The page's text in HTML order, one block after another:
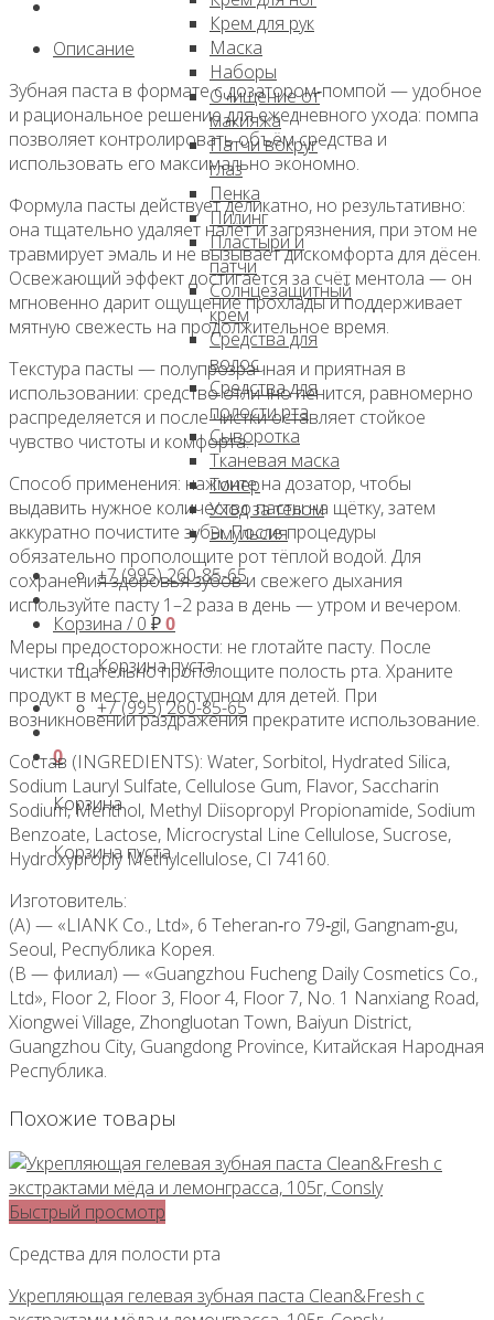
Крем для рук
Маска
Наборы
Очищение от
макияжа
Патчи вокруг
глаз
Пенка
Пилинг
Пластыри и
патчи
Солнцезащитный
крем
Средства для
волос
Средства для
полости рта
Сыворотка
Тканевая маска
Тонер
Уход за телом
Эмульсия
+7 (995) 260-85-65
Корзина / 0 ₽0
Корзина пуста.
+7 (995) 260-85-65
0
Корзина
Корзина пуста.
паста
ментолом,
300мл,
Сonsly
Описание
Зубная паста в формате с дозатором‑помпой — удобное
и рациональное решение для ежедневного ухода: помпа
позволяет контролировать объём средства и
использовать его максимально экономно.
Формула пасты действует деликатно, но результативно:
она тщательно удаляет налёт и загрязнения, при этом не
травмирует эмаль и не вызывает дискомфорта для дёсен.
Освежающий эффект достигается за счёт ментола — он
мгновенно дарит ощущение прохлады и поддерживает
мятную свежесть на продолжительное время.
Текстура пасты — полупрозрачная и приятная в
использовании: средство отлично пенится, равномерно
распределяется и после чистки оставляет стойкое
чувство чистоты и комфорта.
Способ применения: нажмите на дозатор, чтобы
выдавить нужное количество пасты на щётку, затем
аккуратно почистите зубы. После процедуры
обязательно прополощите рот тёплой водой. Для
сохранения здоровья зубов и свежего дыхания
используйте пасту 1–2 раза в день — утром и вечером.
Меры предосторожности: не глотайте пасту. После
чистки тщательно прополощите полость рта. Храните
продукт в месте, недоступном для детей. При
возникновении раздражения прекратите использование.
Состав (INGREDIENTS): Water, Sorbitol, Hydrated Silica,
Sodium Lauryl Sulfate, Cellulose Gum, Flavor, Saccharin
Sodium, Menthol, Methyl Diisopropyl Propionamide, Sodium
Benzoate, Lactose, Microcrystal Line Cellulose, Sucrose,
Hydroxyproply Methylcellulose, CI 74160.
Изготовитель:
(А) — «LIANK Co., Ltd», 6 Teheran‑ro 79‑gil, Gangnam‑gu,
Seoul, Республика Корея.
(B — филиал) — «Guangzhou Fucheng Daily Cosmetics Co.,
Ltd», Floor 2, Floor 3, Floor 4, Floor 7, No. 1 Nanxiang Road,
Xiongwei Village, Zhongluotan Town, Baiyun District,
Guangzhou City, Guangdong Province, Китайская Народная
Республика.
Похожие товары
Быстрый просмотр
Средства для полости рта
Укрепляющая гелевая зубная паста Clean&Fresh с